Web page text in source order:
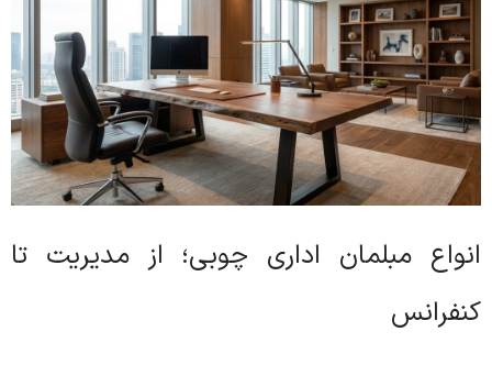
انواع مبلمان اداری چوبی؛ از مدیریت تا
کنفرانس